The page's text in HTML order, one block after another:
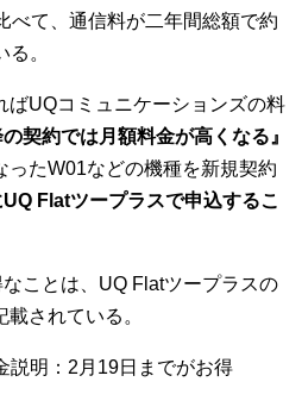
べて、通信料が二年間総額で約
。
ばUQコミュニケーションズの料
の契約では月額料金が高くなる』
ったW01などの機種を新規契約
Flatツープラスで申込するこ
ことは、UQ Flatツープラスの
載されている。
説明：2月19日までがお得